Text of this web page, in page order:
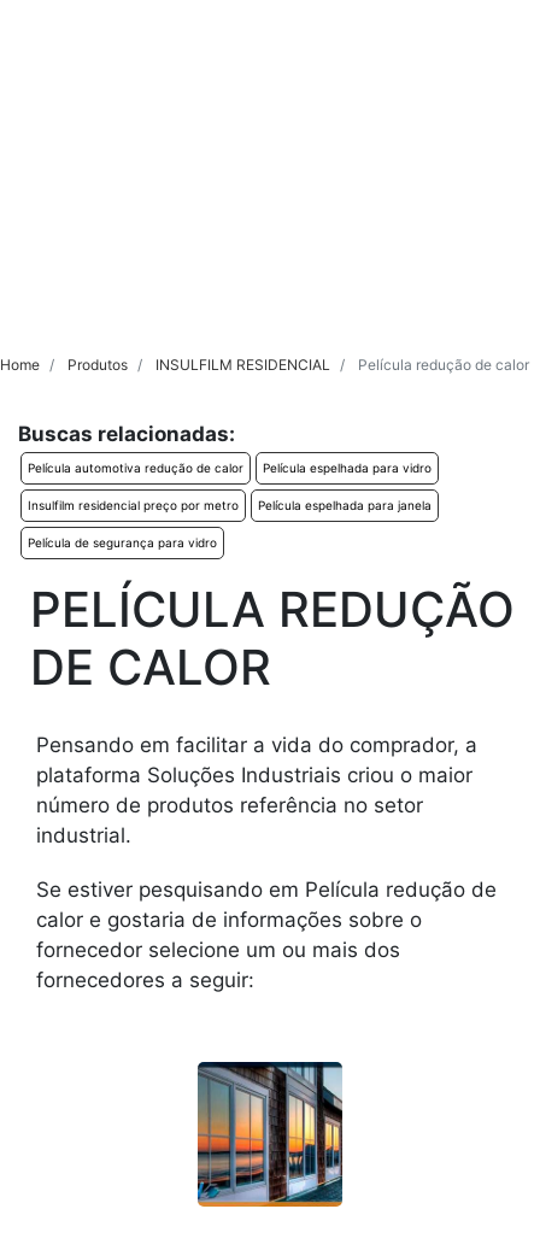
Home Produtos INSULFILM RESIDENCIAL Película redução de calor
Buscas relacionadas:
Película automotiva redução de calor Película espelhada para vidro
Insulfilm residencial preço por metro Película espelhada para janela
Película de segurança para vidro
PELÍCULA REDUÇÃO
DE CALOR
Pensando em facilitar a vida do comprador, a
plataforma Soluções Industriais criou o maior
número de produtos referência no setor
industrial.
Se estiver pesquisando em Película redução de
calor e gostaria de informações sobre o
fornecedor selecione um ou mais dos
fornecedores a seguir: